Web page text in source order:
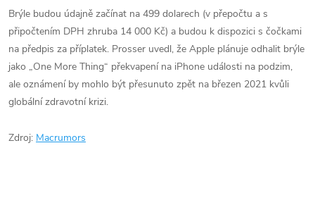
Brýle budou údajně začínat na 499 dolarech (v přepočtu a s
připočtením DPH zhruba 14 000 Kč) a budou k dispozici s čočkami
na předpis za příplatek. Prosser uvedl, že Apple plánuje odhalit brýle
jako „One More Thing“ překvapení na iPhone události na podzim,
ale oznámení by mohlo být přesunuto zpět na březen 2021 kvůli
globální zdravotní krizi.
Zdroj: Macrumors